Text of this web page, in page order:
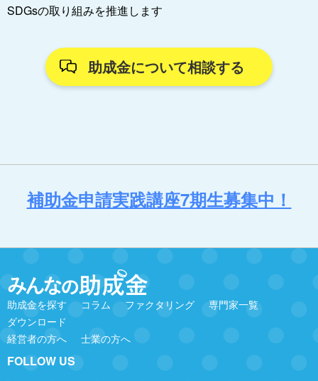
SDGsの取り組みを推進します
助成金について相談する
補助金申請実践講座7期生募集中！
助成金を探す コラム ファクタリング
専門家一覧
ダウンロード
経営者の方へ
士業の方へ
FOLLOW US